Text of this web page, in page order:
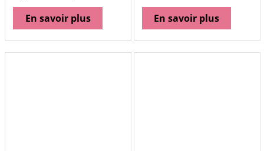
En savoir plus En savoir plus